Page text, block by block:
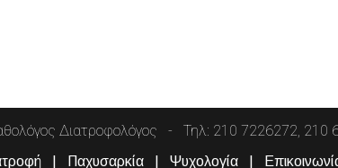
Διατροφολόγος Τηλ: 210 7226272, 210
Παχυσαρκία Ψυχολογία